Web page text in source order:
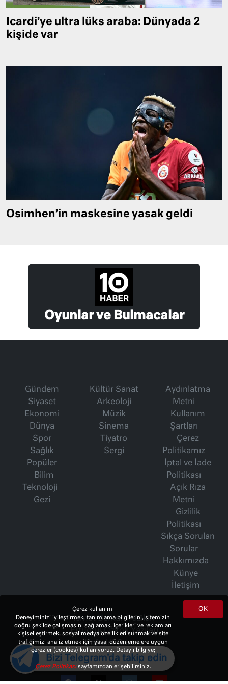
Icardi’ye ultra lüks araba: Dünyada 2
kişide var
Osimhen’in maskesine yasak geldi
Oyunlar ve Bulmacalar
Gündem
Siyaset
Ekonomi
Dünya
Spor
Sağlık
Popüler
Bilim
Teknoloji
Gezi
Kültür Sanat
Arkeoloji
Müzik
Sinema
Tiyatro
Sergi
Aydınlatma
Metni
Kullanım
Şartları
Çerez
Politikamız
İptal ve İade
Politikası
Açık Rıza
Metni
Gizlilik
Politikası
Sıkça Sorulan
Sorular
Hakkımızda
Künye
İletişim
İsmet Berkan Yazıları
Ertuğrul Özkök Yazıları
Haftalık Gazete
OK
Çerez kullanımı
Deneyiminizi iyileştirmek, tanımlama bilgilerini, sitemizin
doğru şekilde çalışmasını sağlamak, içerikleri ve reklamları
kişiselleştirmek, sosyal medya özellikleri sunmak ve site
trafiğimizi analiz etmek için yasal düzenlemelere uygun
çerezler (cookies) kullanıyoruz. Detaylı bilgiye;
Çerez Politikasısayfamızdan erişebilirsiniz.
Bizi Telegram'da takip edin